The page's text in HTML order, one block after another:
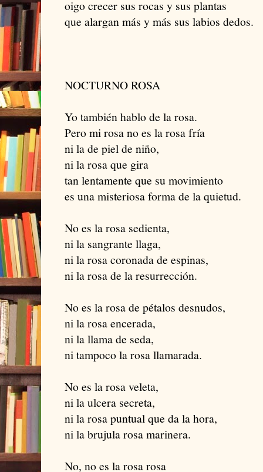
oigo crecer sus rocas y sus plantas
que alargan más y más sus labios dedos.
NOCTURNO ROSA
Yo también hablo de la rosa.
Pero mi rosa no es la rosa fría
ni la de piel de niño,
ni la rosa que gira
tan lentamente que su movimiento
es una misteriosa forma de la quietud.
No es la rosa sedienta,
ni la sangrante llaga,
ni la rosa coronada de espinas,
ni la rosa de la resurrección.
No es la rosa de pétalos desnudos,
ni la rosa encerada,
ni la llama de seda,
ni tampoco la rosa llamarada.
No es la rosa veleta,
ni la ulcera secreta,
ni la rosa puntual que da la hora,
ni la brujula rosa marinera.
No, no es la rosa rosa